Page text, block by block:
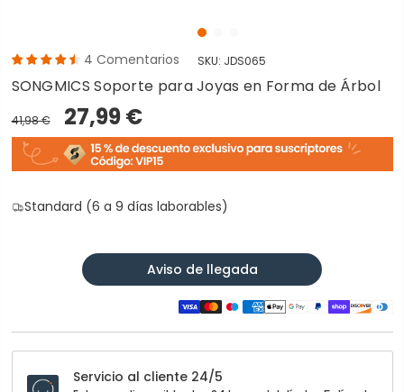
4 Comentarios SKU: JDS065
SONGMICS Soporte para Joyas en Forma de Árbol
41,98 € 27,99 €
Standard (6 a 9 días laborables)
Aviso de llegada
Servicio al cliente 24/5